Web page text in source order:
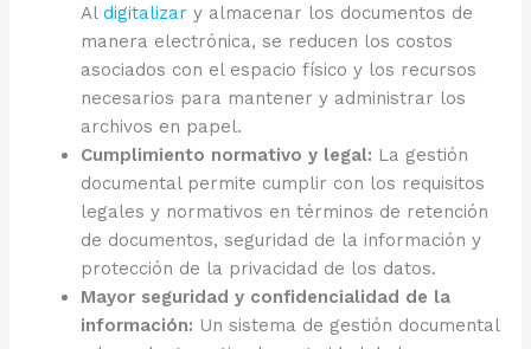
Aldigitalizar y almacenar los documentos de
manera electrónica, se reducen los costos
asociados con el espacio físico y los recursos
necesarios para mantener y administrar los
archivos en papel.
Cumplimiento normativo y legal: La gestión
documental permite cumplir con los requisitos
legales y normativos en términos de retención
de documentos, seguridad de la información y
protección de la privacidad de los datos.
Mayor seguridad y confidencialidad de la
información: Un sistema de gestión documental